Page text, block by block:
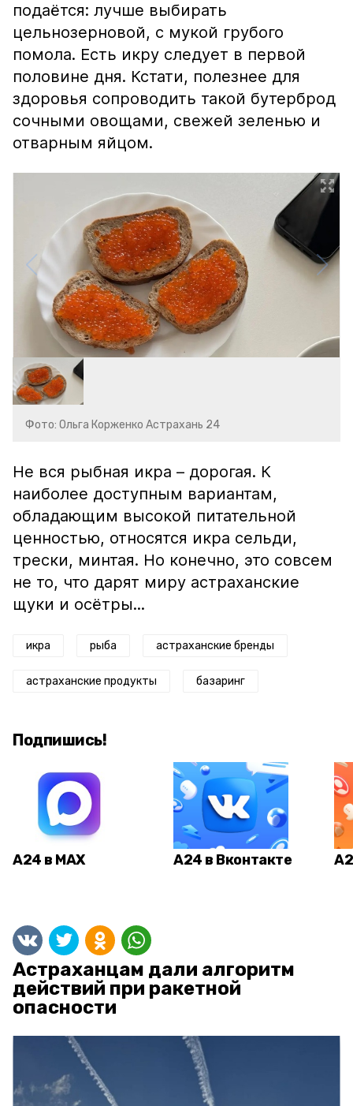
подаётся: лучше выбирать
цельнозерновой, с мукой грубого
помола. Есть икру следует в первой
половине дня. Кстати, полезнее для
здоровья сопроводить такой бутерброд
сочными овощами, свежей зеленью и
отварным яйцом.
Фото: Ольга Корженко Астрахань 24
Не вся рыбная икра – дорогая. К
наиболее доступным вариантам,
обладающим высокой питательной
ценностью, относятся икра сельди,
трески, минтая. Но конечно, это совсем
не то, что дарят миру астраханские
щуки и осётры...
икра рыба астраханские бренды
астраханские продукты базаринг
Подпишись!
А24 в MAX А24 в Вконтакте
Астраханцам дали алгоритм
действий при ракетной
опасности